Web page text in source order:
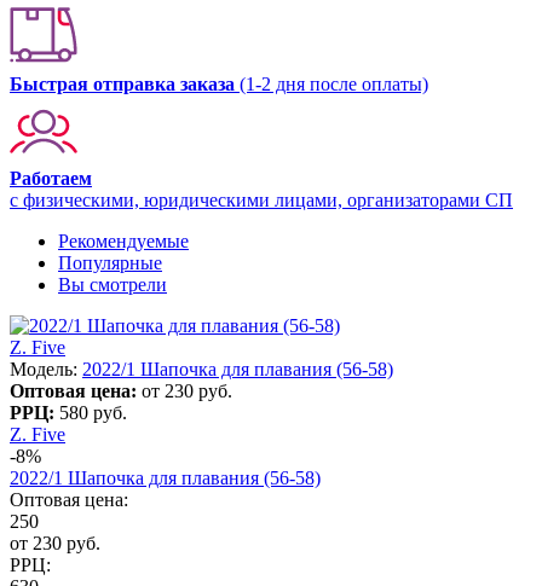
Быстрая отправка заказа (1-2 дня после оплаты)
Работаем
с физическими, юридическими лицами, организаторами СП
Рекомендуемые
Популярные
Вы смотрели
Z. Five
Модель: 2022/1 Шапочка для плавания (56-58)
Оптовая цена: от 230 руб.
РРЦ: 580 руб.
Z. Five
-8%
2022/1 Шапочка для плавания (56-58)
Оптовая цена:
250
от 230 руб.
РРЦ: